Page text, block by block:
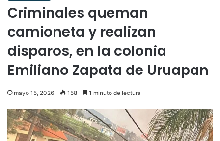
Criminales queman
camioneta y realizan
disparos, en la colonia
Emiliano Zapata de Uruapan
mayo 15, 2026 158 1 minuto de lectura